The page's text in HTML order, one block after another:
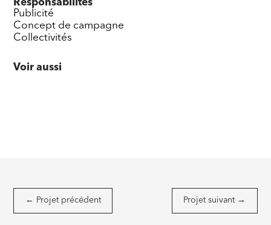
Responsabilités
Publicité
Concept de campagne
Collectivités
Voir aussi
← Projet précédent Projet suivant→